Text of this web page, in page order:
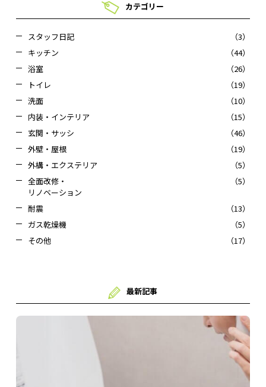
カテゴリー
スタッフ日記
（3）
キッチン
（44）
浴室
（26）
トイレ
（19）
洗面
（10）
内装・インテリア
（15）
玄関・サッシ
（46）
外壁・屋根
（19）
外構・エクステリア
（5）
全面改修・
リノベーション
（5）
耐震
（13）
ガス乾燥機
（5）
その他
（17）
最新記事